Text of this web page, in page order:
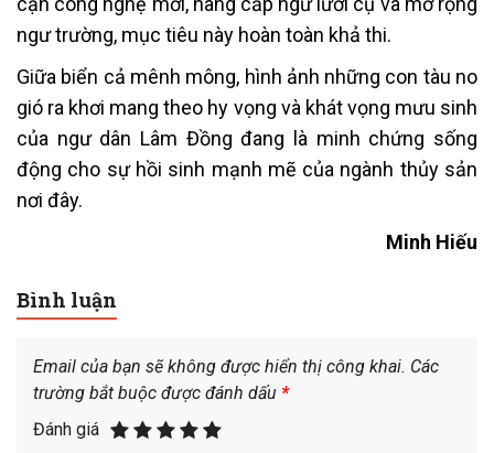
ngư trường, mục tiêu này hoàn toàn khả thi.
Giữa biển cả mênh mông, hình ảnh những con tàu no
gió ra khơi mang theo hy vọng và khát vọng mưu sinh
của ngư dân Lâm Đồng đang là minh chứng sống
động cho sự hồi sinh mạnh mẽ của ngành thủy sản
nơi đây.
Minh Hiếu
Bình luận
Email của bạn sẽ không được hiển thị công khai. Các
trường bắt buộc được đánh dấu *
Đánh giá